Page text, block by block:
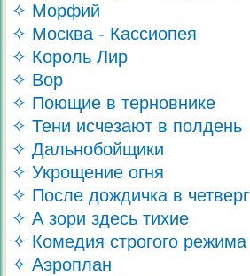
✧ Морфий
✧ Москва - Кассиопея
✧ Король Лир
✧ Вор
✧ Поющие в терновнике
✧ Тени исчезают в полдень
✧ Дальнобойщики
✧ Укрощение огня
✧ После дождичка в четверг
✧ А зори здесь тихие
✧ Комедия строгого режима
✧ Аэроплан